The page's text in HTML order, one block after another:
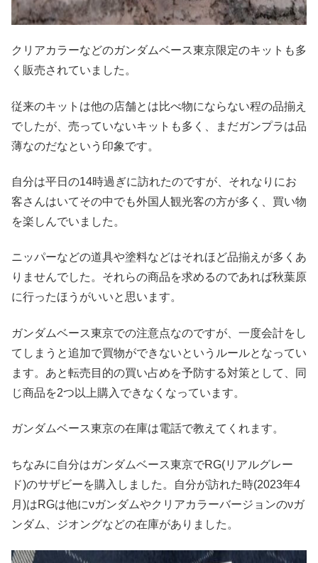
クリアカラーなどのガンダムベース東京限定のキットも多
く販売されていました。
従来のキットは他の店舗とは比べ物にならない程の品揃え
でしたが、売っていないキットも多く、まだガンプラは品
薄なのだなという印象です。
自分は平日の14時過ぎに訪れたのですが、それなりにお
客さんはいてその中でも外国人観光客の方が多く、買い物
を楽しんでいました。
ニッパーなどの道具や塗料などはそれほど品揃えが多くあ
りませんでした。それらの商品を求めるのであれば秋葉原
に行ったほうがいいと思います。
ガンダムベース東京での注意点なのですが、一度会計をし
てしまうと追加で買物ができないというルールとなってい
ます。あと転売目的の買い占めを予防する対策として、同
じ商品を2つ以上購入できなくなっています。
ガンダムベース東京の在庫は電話で教えてくれます。
ちなみに自分はガンダムベース東京でRG(リアルグレー
ド)のサザビーを購入しました。自分が訪れた時(2023年4
月)はRGは他にνガンダムやクリアカラーバージョンのνガ
ンダム、ジオングなどの在庫がありました。